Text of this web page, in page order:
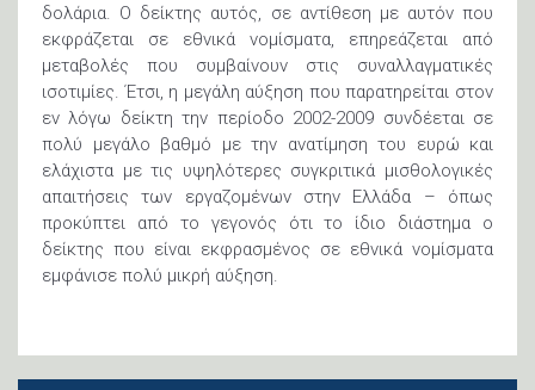
δολάρια. Ο δείκτης αυτός, σε αντίθεση με αυτόν που
εκφράζεται σε εθνικά νομίσματα, επηρεάζεται από
μεταβολές που συμβαίνουν στις συναλλαγματικές
ισοτιμίες. Έτσι, η μεγάλη αύξηση που παρατηρείται στον
εν λόγω δείκτη την περίοδο 2002-2009 συνδέεται σε
πολύ μεγάλο βαθμό με την ανατίμηση του ευρώ και
ελάχιστα με τις υψηλότερες συγκριτικά μισθολογικές
απαιτήσεις των εργαζομένων στην Ελλάδα – όπως
προκύπτει από το γεγονός ότι το ίδιο διάστημα ο
δείκτης που είναι εκφρασμένος σε εθνικά νομίσματα
εμφάνισε πολύ μικρή αύξηση.